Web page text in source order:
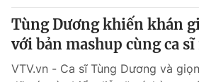
Tùng Dương khiến khán
với bản mashup cùng ca
VTV.vn - Ca sĩ Tùng Dương và